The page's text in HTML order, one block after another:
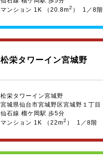
マンション 1K （20.8m2 ） 1／8階
松栄タワーイン宮城野
松栄タワーイン宮城野
宮城県仙台市宮城野区宮城野１丁目
仙石線 榴ケ岡駅 歩5分
マンション 1K （22m2 ） 1／8階